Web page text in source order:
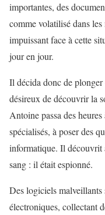
importantes, des
comme volatilisé dans
impuissant face à cette
jour en jour.
Il décida donc de plonger
désireux de découvrir la
Antoine passa des
spécialisés, à poser des
informatique. Il découvrit
sang : il était espionné.
Des logiciels malveillants
électroniques, collectant